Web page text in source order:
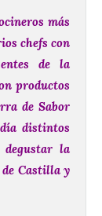
más
chefs con
de la
productos
de Sabor
distintos
la
Castilla y